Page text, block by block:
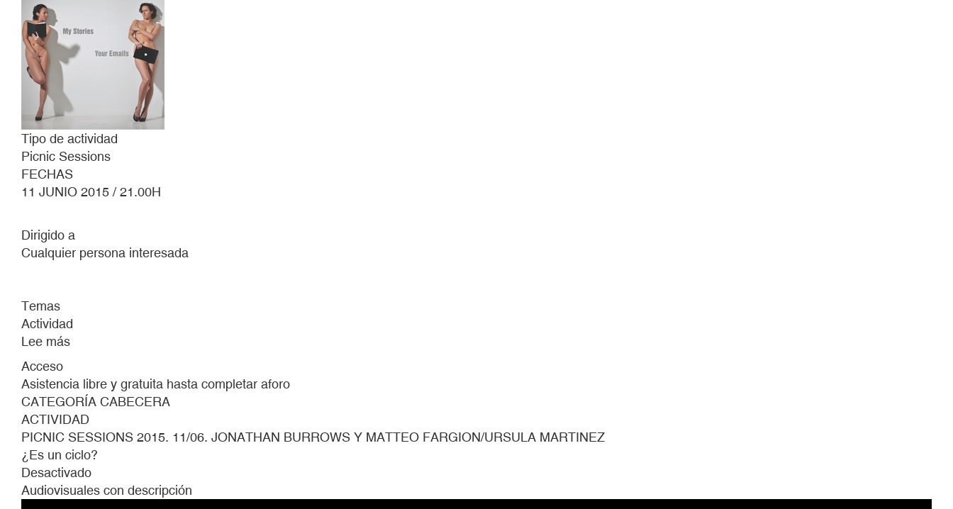
Tipo de actividad
Picnic Sessions
FECHAS
11 JUNIO 2015 / 21.00H
Dirigido a
Cualquier persona interesada
Temas
Actividad
Lee más
SESSIONS
2015.
11/06.
JONATHAN
BURROWS
MATTEO
FARGION/URSULA
Acceso
Asistencia libre y gratuita hasta completar aforo
CATEGORÍA CABECERA
ACTIVIDAD
PICNIC SESSIONS 2015. 11/06. JONATHAN BURROWS Y MATTEO FARGION/URSULA MARTINEZ
¿Es un ciclo?
Desactivado
Audiovisuales con descripción